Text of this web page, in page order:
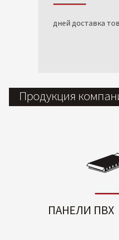
дней доставка
Продукция
ПАНЕЛИ ПВХ